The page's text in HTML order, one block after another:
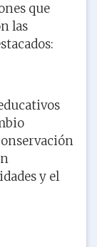
que
las
y el